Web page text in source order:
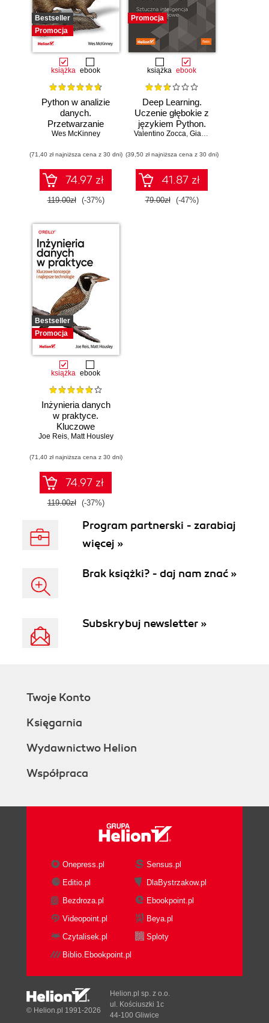
Bestseller
Promocja
książka ebook
Python w analizie
danych.
Przetwarzanie
danych za pomocą
NumPy oraz
środowiska
Jupyter. Wydanie
III
Wes McKinney
(71,40 zł najniższa cena z 30 dni)
74.97 zł
119.00zł (-37%)
Promocja
książka ebook
Deep Learning.
Uczenie głębokie z
językiem Python.
Sztuczna
neuronowe
Valentino Zocca, Gianmario Spacagna
(39,50 zł najniższa cena z 30 dni)
41.87 zł
79.00zł (-47%)
Bestseller
Promocja
książka ebook
Inżynieria danych
w praktyce.
Kluczowe
koncepcje i
technologie
Joe Reis, Matt Housley
(71,40 zł najniższa cena z 30 dni)
74.97 zł
119.00zł (-37%)
Program partnerski - zarabiaj
więcej »
Brak książki? - daj nam znać »
Subskrybuj newsletter »
Twoje Konto
Księgarnia
Wydawnictwo Helion
Współpraca
Onepress.pl
Sensus.pl
Editio.pl
DlaBystrzakow.pl
Bezdroza.pl
Ebookpoint.pl
Videopoint.pl
Beya.pl
Czytalisek.pl
Sploty
Biblio.Ebookpoint.pl
© Helion.pl 1991-2026
Helion.pl sp. z o.o.
ul. Kościuszki 1c
44-100 Gliwice